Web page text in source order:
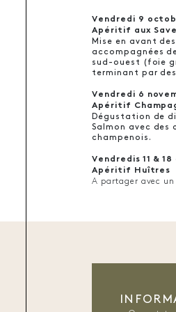
Vendredi 9
Apéritif aux
Mise en avant
accompagnées
sud-ouest (foie
terminant par
Vendredi 6
Apéritif
Dégustation de
Salmon avec des
champenois.
Vendredis 11 &
Apéritif Huîtres
A partager avec